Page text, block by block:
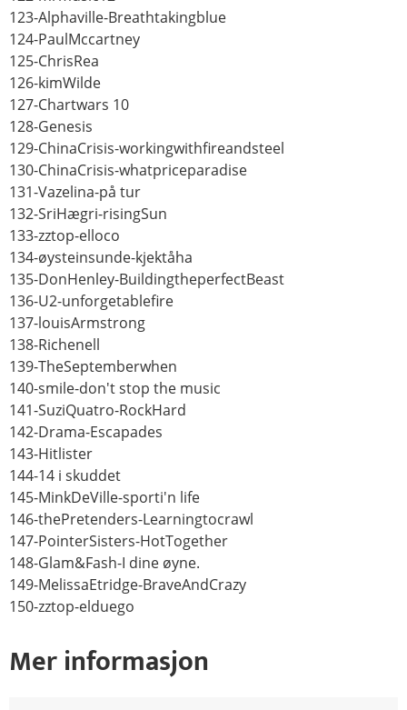
123-Alphaville-Breathtakingblue
124-PaulMccartney
125-ChrisRea
126-kimWilde
127-Chartwars 10
128-Genesis
129-ChinaCrisis-workingwithfireandsteel
130-ChinaCrisis-whatpriceparadise
131-Vazelina-på tur
132-SriHægri-risingSun
133-zztop-elloco
134-øysteinsunde-kjektåha
135-DonHenley-BuildingtheperfectBeast
136-U2-unforgetablefire
137-louisArmstrong
138-Richenell
139-TheSeptemberwhen
140-smile-don't stop the music
141-SuziQuatro-RockHard
142-Drama-Escapades
143-Hitlister
144-14 i skuddet
145-MinkDeVille-sporti'n life
146-thePretenders-Learningtocrawl
147-PointerSisters-HotTogether
148-Glam&Fash-I dine øyne.
149-MelissaEtridge-BraveAndCrazy
150-zztop-elduego
Mer informasjon